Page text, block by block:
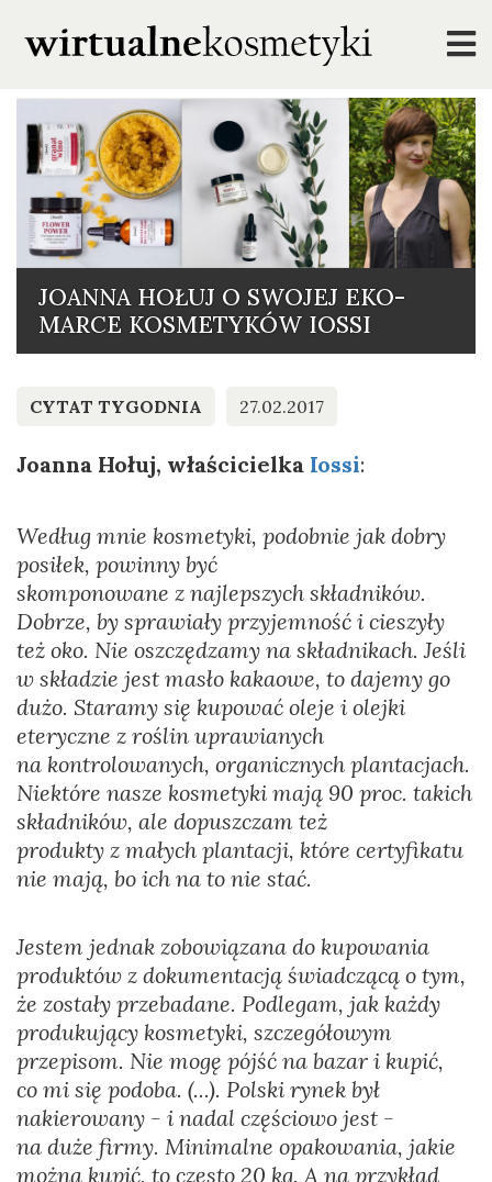
JOANNA HOŁUJ O SWOJEJ EKO-
MARCE KOSMETYKÓW IOSSI
CYTAT TYGODNIA 27.02.2017
Joanna Hołuj, właścicielka Iossi:
Według mnie kosmetyki, podobnie jak dobry
posiłek, powinny być
skomponowane z najlepszych składników.
Dobrze, by sprawiały przyjemność i cieszyły
też oko. Nie oszczędzamy na składnikach. Jeśli
w składzie jest masło kakaowe, to dajemy go
dużo. Staramy się kupować oleje i olejki
eteryczne z roślin uprawianych
na kontrolowanych, organicznych plantacjach.
Niektóre nasze kosmetyki mają 90 proc. takich
składników, ale dopuszczam też
produkty z małych plantacji, które certyfikatu
nie mają, bo ich na to nie stać.
Jestem jednak zobowiązana do kupowania
produktów z dokumentacją świadczącą o tym,
że zostały przebadane. Podlegam, jak każdy
produkujący kosmetyki, szczegółowym
przepisom. Nie mogę pójść na bazar i kupić,
co mi się podoba. (...). Polski rynek był
nakierowany - i nadal częściowo jest -
na duże firmy. Minimalne opakowania, jakie
można kupić, to często 20 kg. A na przykład